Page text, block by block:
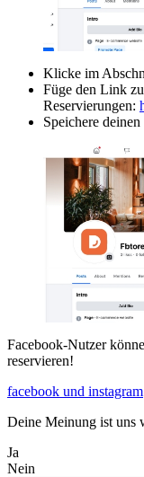
Klicke im
Füge den Link
Reservierungen:
Speichere
Facebook-Nutzer
reservieren!
facebook und instagram
Deine Meinung ist uns
Ja
Nein